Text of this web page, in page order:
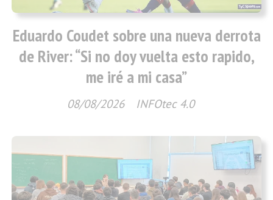
Eduardo Coudet sobre una nueva derrota
de River: “Si no doy vuelta esto rapido,
me iré a mi casa”
INFOtec 4.0
08/08/2026